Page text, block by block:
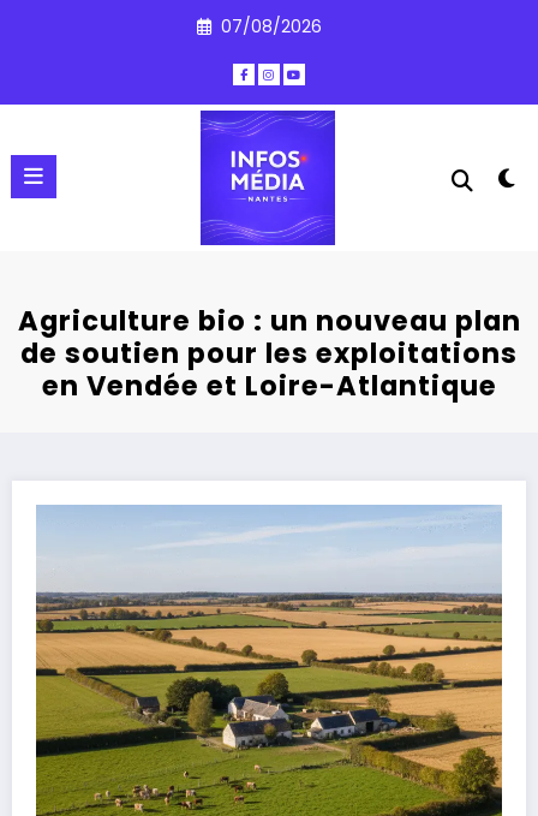
07/08/2026
Agriculture bio : un nouveau plan
de soutien pour les exploitations
en Vendée et Loire-Atlantique